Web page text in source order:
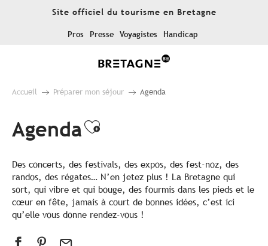
Site officiel du tourisme en Bretagne
Pros Presse Voyagistes Handicap
Accueil Préparer mon séjour Agenda
AgendaAjouter aux favoris
Des concerts, des festivals, des expos, des fest-noz, des
randos, des régates… N’en jetez plus ! La Bretagne qui
sort, qui vibre et qui bouge, des fourmis dans les pieds et le
cœur en fête, jamais à court de bonnes idées, c’est ici
qu’elle vous donne rendez-vous !